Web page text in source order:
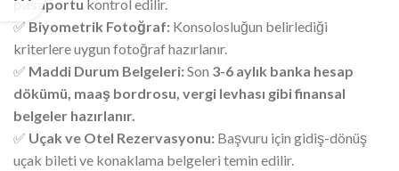
pasaportu kontrol edilir.
✅ Biyometrik Fotoğraf: Konsolosluğun belirlediği
kriterlere uygun fotoğraf hazırlanır.
✅ Maddi Durum Belgeleri:Son 3-6 aylık banka hesap
dökümü, maaş bordrosu, vergi levhası gibi finansal
belgeler hazırlanır.
✅ Uçak ve Otel Rezervasyonu: Başvuru için gidiş-dönüş
uçak bileti ve konaklama belgeleri temin edilir.